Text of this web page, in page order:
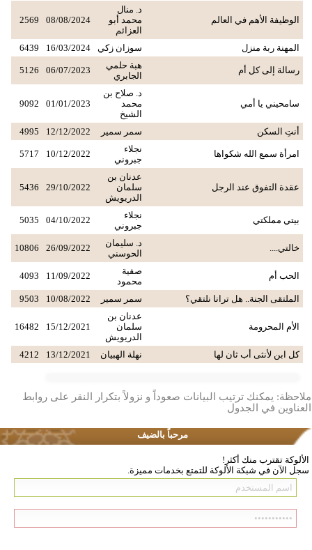
الوظيفة الأهم في العالم
د. منال
محمد أبو
العزائم
08/08/2024
2569
المهنة ربة منزل سوزان زكي 16/03/2024
6439
رسالة إلى كل أم
هبة حلمي
الجابري
06/07/2023
5126
سامحيني يا أمي
د. صلاح بن
محمد
الشيخ
01/01/2023
9092
أنتِ السكن سمر سمير 12/12/2022
4995
امرأة سمع الله شكواها
نجلاء
جبروني
10/12/2022
5717
عقدة التفوق عند الرجل
عدنان بن
سلمان
الدريويش
29/10/2022
5436
بيتي مملكتي
نجلاء
جبروني
04/10/2022
5035
خالتي....
د. سليمان
الحوسني
26/09/2022
10806
الحب أم
صفية
محمود
11/09/2022
4093
الملتقى الجنة.. هل ترانا نلتقي؟ سمر سمير 10/08/2022
9503
الأم المحرومة
عدنان بن
سلمان
الدريويش
15/12/2021
16482
كل ابن لأنثى أب ثان لها نهلة الهبيان 13/12/2021
4212
ملاحظة: يمكنك ترتيب البيانات صعوداً و نزولاً بتكرار النقر على روابط
العناوين في الجدول
مرحباً بالضيف
الألوكة تقترب منك أكثر!
سجل الآن في شبكة الألوكة للتمتع بخدمات مميزة.